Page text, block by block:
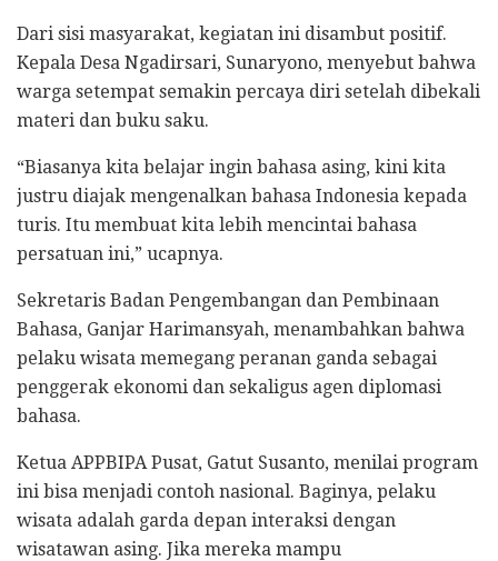
Dari sisi masyarakat, kegiatan ini disambut positif.
Kepala Desa Ngadirsari, Sunaryono, menyebut bahwa
warga setempat semakin percaya diri setelah dibekali
materi dan buku saku.
“Biasanya kita belajar ingin bahasa asing, kini kita
justru diajak mengenalkan bahasa Indonesia kepada
turis. Itu membuat kita lebih mencintai bahasa
persatuan ini,” ucapnya.
Sekretaris Badan Pengembangan dan Pembinaan
Bahasa, Ganjar Harimansyah, menambahkan bahwa
pelaku wisata memegang peranan ganda sebagai
penggerak ekonomi dan sekaligus agen diplomasi
bahasa.
Ketua APPBIPA Pusat, Gatut Susanto, menilai program
ini bisa menjadi contoh nasional. Baginya, pelaku
wisata adalah garda depan interaksi dengan
wisatawan asing. Jika mereka mampu